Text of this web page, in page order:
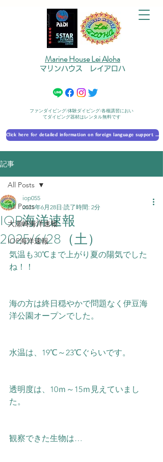
Marine House Lei Aloha
マリンハウス レイアロハ
ファンダイビング/体験ダイビング/各種講習におい
てダイビング器材はレンタル無料です
Click here for detailed information on foreign language support 外国語対応の詳細に​ついて
記事
All Posts
大瀬崎海洋速報
IOP海洋速報
All Posts
IOP海洋速報
2025/6/28（土）
iop055
2025年6月28日 読了時間: 2分
気温も30℃まで上がり夏の陽気でした
ね！！
海の方は終日穏やかで問題なく伊豆海
洋公園オープンでした。
水温は、19℃～23℃ぐらいです。
透明度は、10ｍ～15ｍ見えていまし
た。
観察できた生物は…